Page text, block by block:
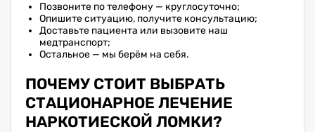
Позвоните по телефону — круглосуточно;
Опишите ситуацию, получите консультацию;
Доставьте пациента или вызовите наш
медтранспорт;
Остальное — мы берём на себя.
ПОЧЕМУ СТОИТ ВЫБРАТЬ
СТАЦИОНАРНОЕ ЛЕЧЕНИЕ
НАРКОТИЕСКОЙ ЛОМКИ?